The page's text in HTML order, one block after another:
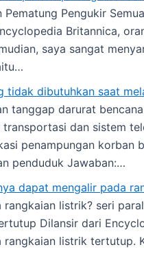
Pematung Pengukir
Britannica,
saya sangat
tidak dibutuhkan saat
tanggap darurat
transportasi dan sistem
penampungan korban
penduduk Jawaban:…
dapat mengalir pada
rangkaian listrik? seri
Dilansir dari
rangkaian listrik tertutup.